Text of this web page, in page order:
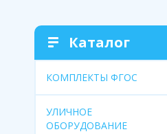
Каталог
КОМПЛЕКТЫ ФГОС
УЛИЧНОЕ
ОБОРУДОВАНИЕ